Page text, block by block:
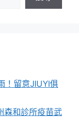
！留意JIUYI俱
森和診所疫苗武